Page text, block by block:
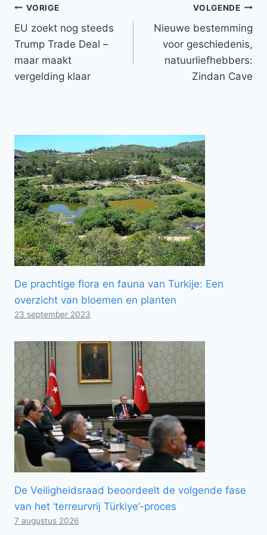
Bericht
navigatie
VORIGE
EU zoekt nog steeds
Trump Trade Deal –
maar maakt
vergelding klaar
VOLGENDE
Nieuwe bestemming
voor geschiedenis,
natuurliefhebbers:
Zindan Cave
De prachtige flora en fauna van Turkije: Een
overzicht van bloemen en planten
23 september 2023
De Veiligheidsraad beoordeelt de volgende fase
van het ‘terreurvrij Türkiye’-proces
7 augustus 2026